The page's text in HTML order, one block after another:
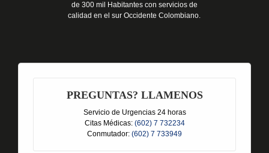
de 300 mil Habitantes con servicios de
calidad en el sur Occidente Colombiano.
PREGUNTAS? LLAMENOS
Servicio de Urgencias 24 horas
Citas Médicas: (602) 7 732234
Conmutador: (602) 7 733949